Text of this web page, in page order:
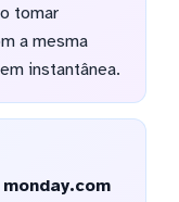
tomar
a mesma
instantânea.